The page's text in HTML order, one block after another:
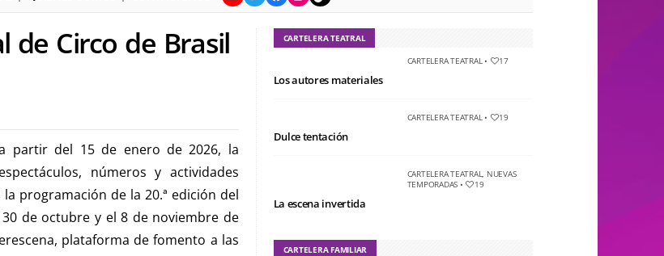
de Circo de Brasil
partir del 15 de enero de 2026, la
números y actividades
programación de la 20.ª edición del
de octubre y el 8 de noviembre de
plataforma de fomento a las
CARTELERA TEATRAL
CARTELERA TEATRAL• 17
Los autores materiales
CARTELERA TEATRAL• 19
Dulce tentación
CARTELERA TEATRAL, NUEVAS
TEMPORADAS • 19
La escena invertida
CARTELERA FAMILIAR